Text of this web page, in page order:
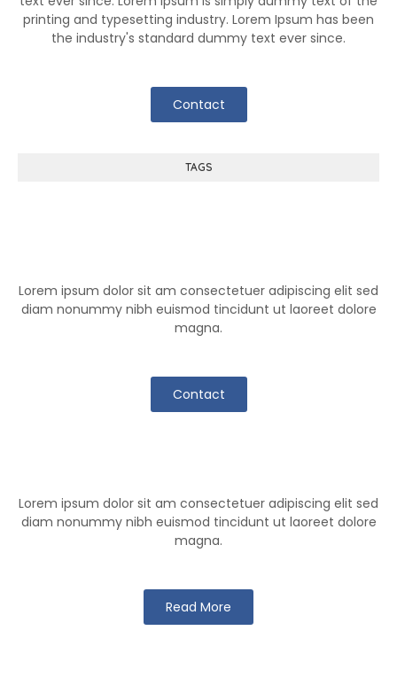
printing and typesetting industry. Lorem Ipsum has been
the industry's standard dummy text ever since.
Contact
TAGS
Lorem ipsum dolor sit am consectetuer adipiscing elit sed
diam nonummy nibh euismod tincidunt ut laoreet dolore
magna.
Contact
Lorem ipsum dolor sit am consectetuer adipiscing elit sed
diam nonummy nibh euismod tincidunt ut laoreet dolore
magna.
Read More